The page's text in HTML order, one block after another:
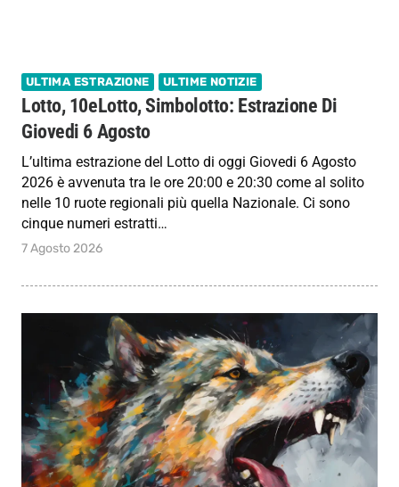
ULTIMA ESTRAZIONE ULTIME NOTIZIE
Lotto, 10eLotto, Simbolotto: Estrazione Di
Giovedi 6 Agosto
L’ultima estrazione del Lotto di oggi Giovedi 6 Agosto
2026 è avvenuta tra le ore 20:00 e 20:30 come al solito
nelle 10 ruote regionali più quella Nazionale. Ci sono
cinque numeri estratti…
7 Agosto 2026